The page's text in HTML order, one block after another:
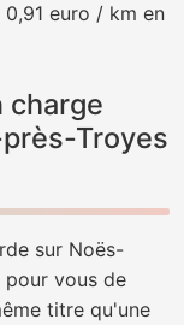
euro / km en
charge
Troyes
sur Noës-
vous de
titre qu'une